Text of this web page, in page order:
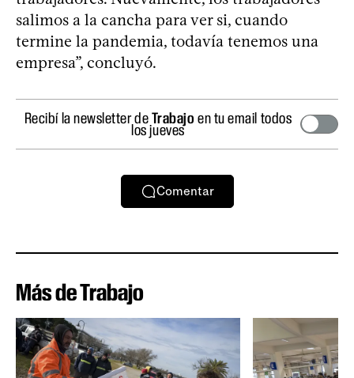
salimos a la cancha para ver si, cuando
termine la pandemia, todavía tenemos una
empresa”, concluyó.
Recibí la newsletter deTrabajo en tu email todos
los jueves
Comentar
Más de Trabajo